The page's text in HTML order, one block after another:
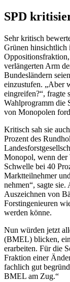
SPD
Sehr kritisch
Grünen hinsichtlich
verlängerten Arm
Bundesländern
einzustufen. „Aber
eingreifen?“, fragte
Wahlprogramm die
von Monopolen
Kritisch sah sie
Prozent des
Monopol, wenn der
Schwelle bei 40
Marktteilnehmer
nehmen“, sagte
Auszeichnen von
Forstingenieuren
werden könne.
Nun würden jetzt
(BMEL) blicken,
erarbeiten. Für die
Fraktion einer
fachlich gut
BMEL am Zug.“